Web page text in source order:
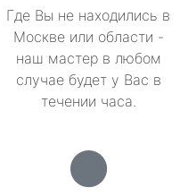
Где Вы не находились в
Москве или области -
наш мастер в любом
случае будет у Вас в
течении часа.